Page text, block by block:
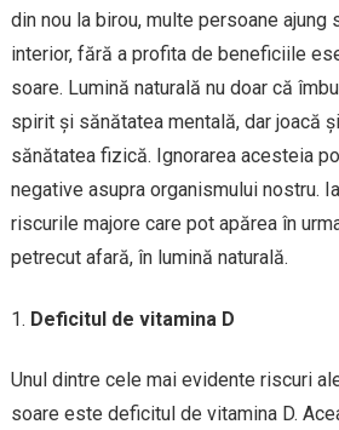
din nou la birou, multe persoane ajung
interior, fără a profita de beneficiile
soare. Lumină naturală nu doar că
spirit și sănătatea mentală, dar joacă
sănătatea fizică. Ignorarea acesteia
negative asupra organismului nostru.
riscurile majore care pot apărea în
petrecut afară, în lumină naturală.
Deficitul de vitamina D
Unul dintre cele mai evidente riscuri
soare este deficitul de vitamina D.